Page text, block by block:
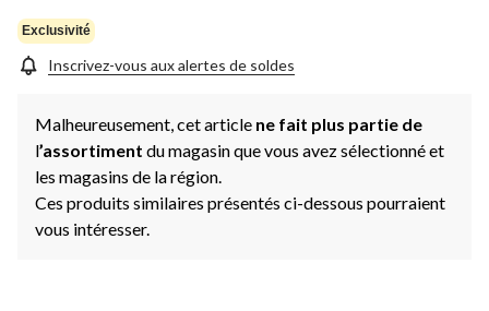
Exclusivité
Inscrivez-vous aux alertes de soldes
Malheureusement, cet article ne fait plus partie de
l’assortiment du magasin que vous avez sélectionné et
les magasins de la région.
Ces produits similaires présentés ci-dessous pourraient
vous intéresser.